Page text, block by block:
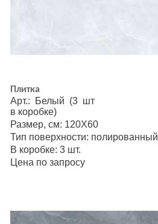
Плитка
Арт.: Белый (3 шт
в коробке)
Размер, см: 120Х60
Тип поверхности: полированный
В коробке: 3 шт.
Цена по запросу